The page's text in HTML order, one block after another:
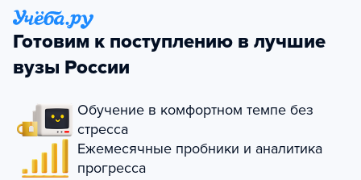
Готовим к поступлению в лучшие
вузы России
Обучение в комфортном темпе без
стресса
Ежемесячные пробники и аналитика
прогресса